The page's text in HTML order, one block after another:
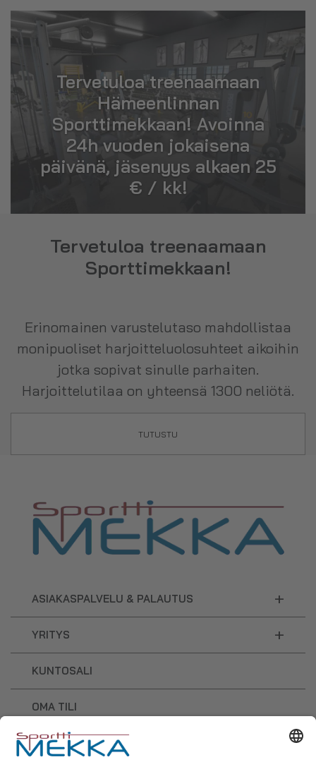
Tervetuloa treenaamaan
Hämeenlinnan
Sporttimekkaan! Avoinna
24h vuoden jokaisena
päivänä, jäsenyys alkaen 25
€ / kk!
Tervetuloa treenaamaan
Sporttimekkaan!
Erinomainen varustelutaso mahdollistaa
monipuoliset harjoitteluolosuhteet aikoihin
jotka sopivat sinulle parhaiten.
Harjoittelutilaa on yhteensä 1300 neliötä.
TUTUSTU
ASIAKASPALVELU & PALAUTUS +
YRITYS +
KUNTOSALI
OMA TILI
OSTOSKORI